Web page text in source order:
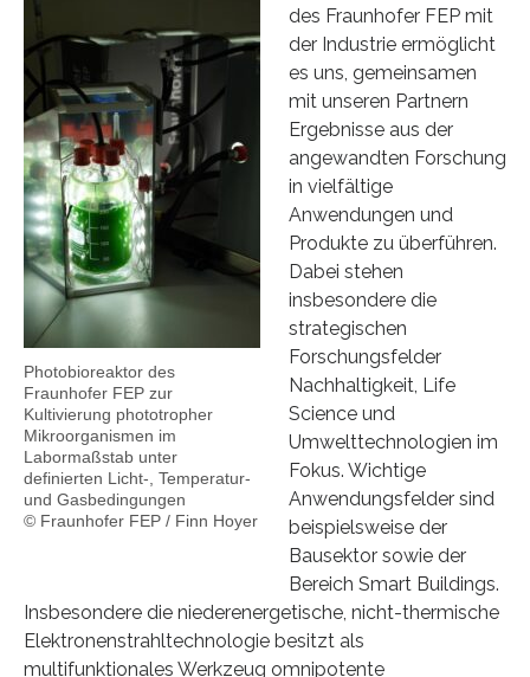
Photobioreaktor des
Fraunhofer FEP zur
Kultivierung phototropher
Mikroorganismen im
Labormaßstab unter
definierten Licht-, Temperatur-
und Gasbedingungen
© Fraunhofer FEP / Finn Hoyer
des Fraunhofer FEP mit
der Industrie ermöglicht
es uns, gemeinsamen
mit unseren Partnern
Ergebnisse aus der
angewandten Forschung
in vielfältige
Anwendungen und
Produkte zu überführen.
Dabei stehen
insbesondere die
strategischen
Forschungsfelder
Nachhaltigkeit, Life
Science und
Umwelttechnologien im
Fokus. Wichtige
Anwendungsfelder sind
beispielsweise der
Bausektor sowie der
Bereich Smart Buildings.
Insbesondere die niederenergetische, nicht-thermische
Elektronenstrahltechnologie besitzt als
multifunktionales Werkzeug omnipotente